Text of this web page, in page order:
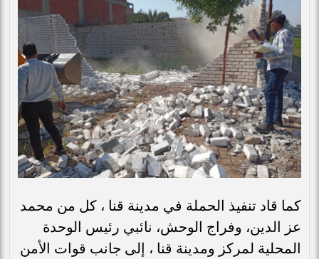
كما قاد تنفيذ الحملة في مدينة قنا ، كل من محمد
عز الدين، وفراج الوحش، نائبي رئيس الوحدة
المحلية لمركز ومدينة قنا ، إلى جانب قوات الأمن